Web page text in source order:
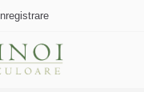
Înregistrare